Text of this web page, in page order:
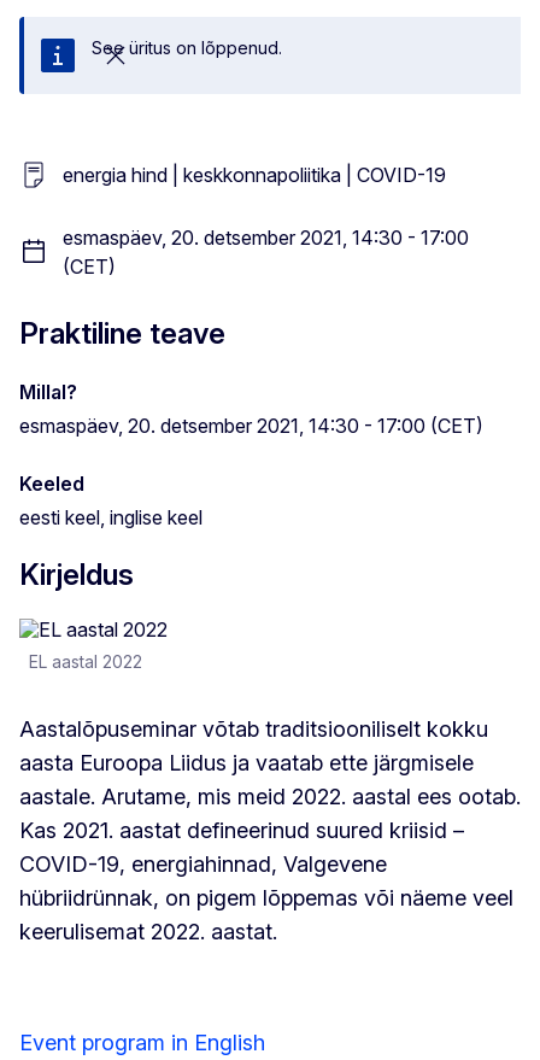
Sulge
See üritus on lõppenud.
energia hind | keskkonnapoliitika | COVID-19
esmaspäev, 20. detsember 2021, 14:30 - 17:00
(CET)
Praktiline teave
Millal?
esmaspäev, 20. detsember 2021, 14:30 - 17:00 (CET)
Keeled
eesti keel, inglise keel
Kirjeldus
Aastalõpuseminar võtab traditsiooniliselt kokku
aasta Euroopa Liidus ja vaatab ette järgmisele
aastale. Arutame, mis meid 2022. aastal ees ootab.
Kas 2021. aastat defineerinud suured kriisid –
COVID-19, energiahinnad, Valgevene
hübriidrünnak, on pigem lõppemas või näeme veel
keerulisemat 2022. aastat.
Event program in English
EL aastal 2022